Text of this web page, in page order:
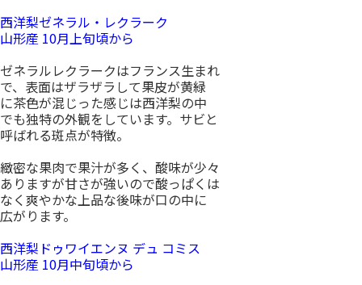
西洋梨ゼネラル・レクラーク
山形産 10月上旬頃から
ゼネラルレクラークはフランス生まれ
で、表面はザラザラして果皮が黄緑
に茶色が混じった感じは西洋梨の中
でも独特の外観をしています。サビと
呼ばれる斑点が特徴。
緻密な果肉で果汁が多く、酸味が少々
ありますが甘さが強いので酸っぱくは
なく爽やかな上品な後味が口の中に
広がります。
西洋梨ドゥワイエンヌ デュ コミス
山形産 10月中旬頃から